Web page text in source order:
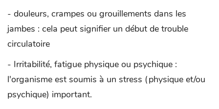
- douleurs, crampes ou grouillements dans les
jambes : cela peut signifier un début de trouble
circulatoire
- Irritabilité, fatigue physique ou psychique :
l'organisme est soumis à un stress (physique et/ou
psychique) important.